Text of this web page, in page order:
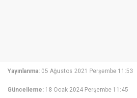
Yayınlanma: 05 Ağustos 2021 Perşembe 11:53
Güncelleme: 18 Ocak 2024 Perşembe 11:45